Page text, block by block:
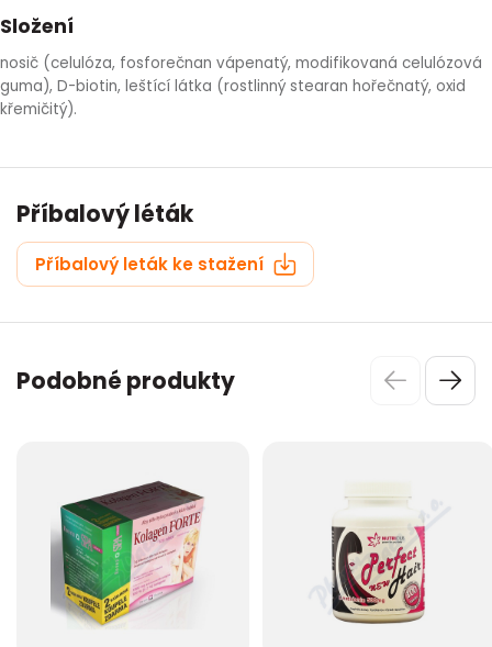
Složení
nosič (celulóza, fosforečnan vápenatý, modifikovaná celulózová
guma), D-biotin, leštící látka (rostlinný stearan hořečnatý, oxid
křemičitý).
Příbalový léták
Příbalový leták ke stažení
Podobné produkty